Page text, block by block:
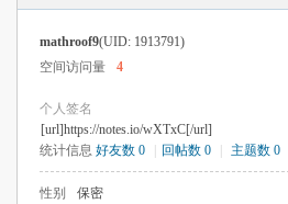
mathroof9(UID: 1913791)
空间访问量
4
个人签名
[url]https://notes.io/wXTxC[/url]
统计信息 好友数 0 回帖数 0 主题数 0
性别 保密